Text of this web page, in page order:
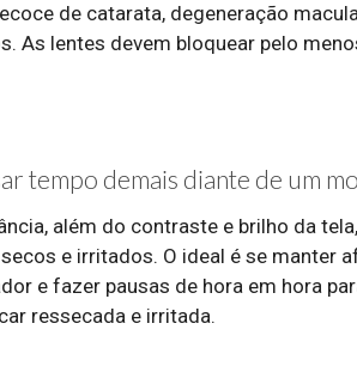
de catarata, degeneração
As lentes devem bloquear pelo
tempo demais diante de um
além do contraste e brilho da
e irritados. O ideal é se manter
e fazer pausas de hora em hora
ressecada e irritada.